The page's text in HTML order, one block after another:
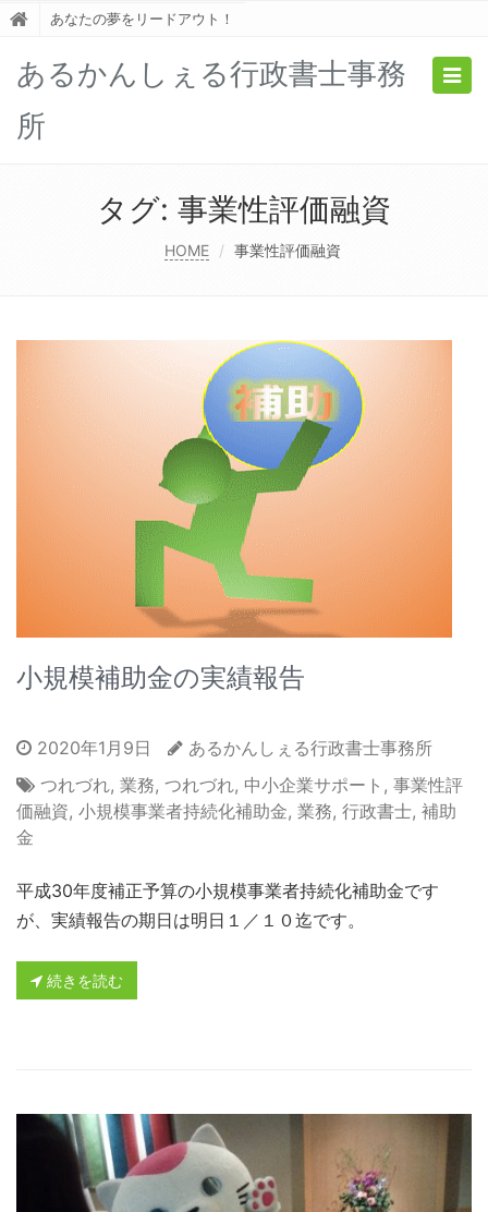
あなたの夢をリードアウト！
あるかんしぇる行政書士事務
所
タグ: 事業性評価融資
HOME 事業性評価融資
小規模補助金の実績報告
2020年1月9日
あるかんしぇる行政書士事務所
つれづれ, 業務, つれづれ, 中小企業サポート , 事業性評
価融資, 小規模事業者持続化補助金, 業務, 行政書士, 補助
金
平成30年度補正予算の小規模事業者持続化補助金です
が、実績報告の期日は明日１／１０迄です。
続きを読む